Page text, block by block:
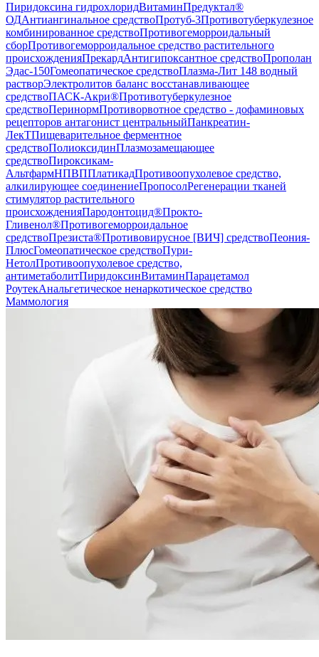
Пиридоксина гидрохлоридВитаминПредуктал®
ОДАнтиангинальное средствоПротуб-3Противотуберкулезное
комбинированное средствоПротивогеморроидальный
сборПротивогеморроидальное средство растительного
происхожденияПрекардАнтигипоксантное средствоПрополан
Эдас-150Гомеопатическое средствоПлазма-Лит 148 водный
растворЭлектролитов баланс восстанавливающее
средствоПАСК-Акри®Противотуберкулезное
средствоПеринормПротиворвотное средство - дофаминовых
рецепторов антагонист центральныйПанкреатин-
ЛекТПищеварительное ферментное
средствоПолиоксидинПлазмозамещающее
средствоПироксикам-
АльтфармНПВППлатикадПротивоопухолевое средство,
алкилирующее соединениеПропосолРегенерации тканей
стимулятор растительного
происхожденияПародонтоцид®Прокто-
Гливенол®Противогеморроидальное
средствоПрезиста®Противовирусное [ВИЧ] средствоПеония-
ПлюсГомеопатическое средствоПури-
НетолПротивоопухолевое средство,
антиметаболитПиридоксинВитаминПарацетамол
РоутекАнальгетическое ненаркотическое средство
Маммология